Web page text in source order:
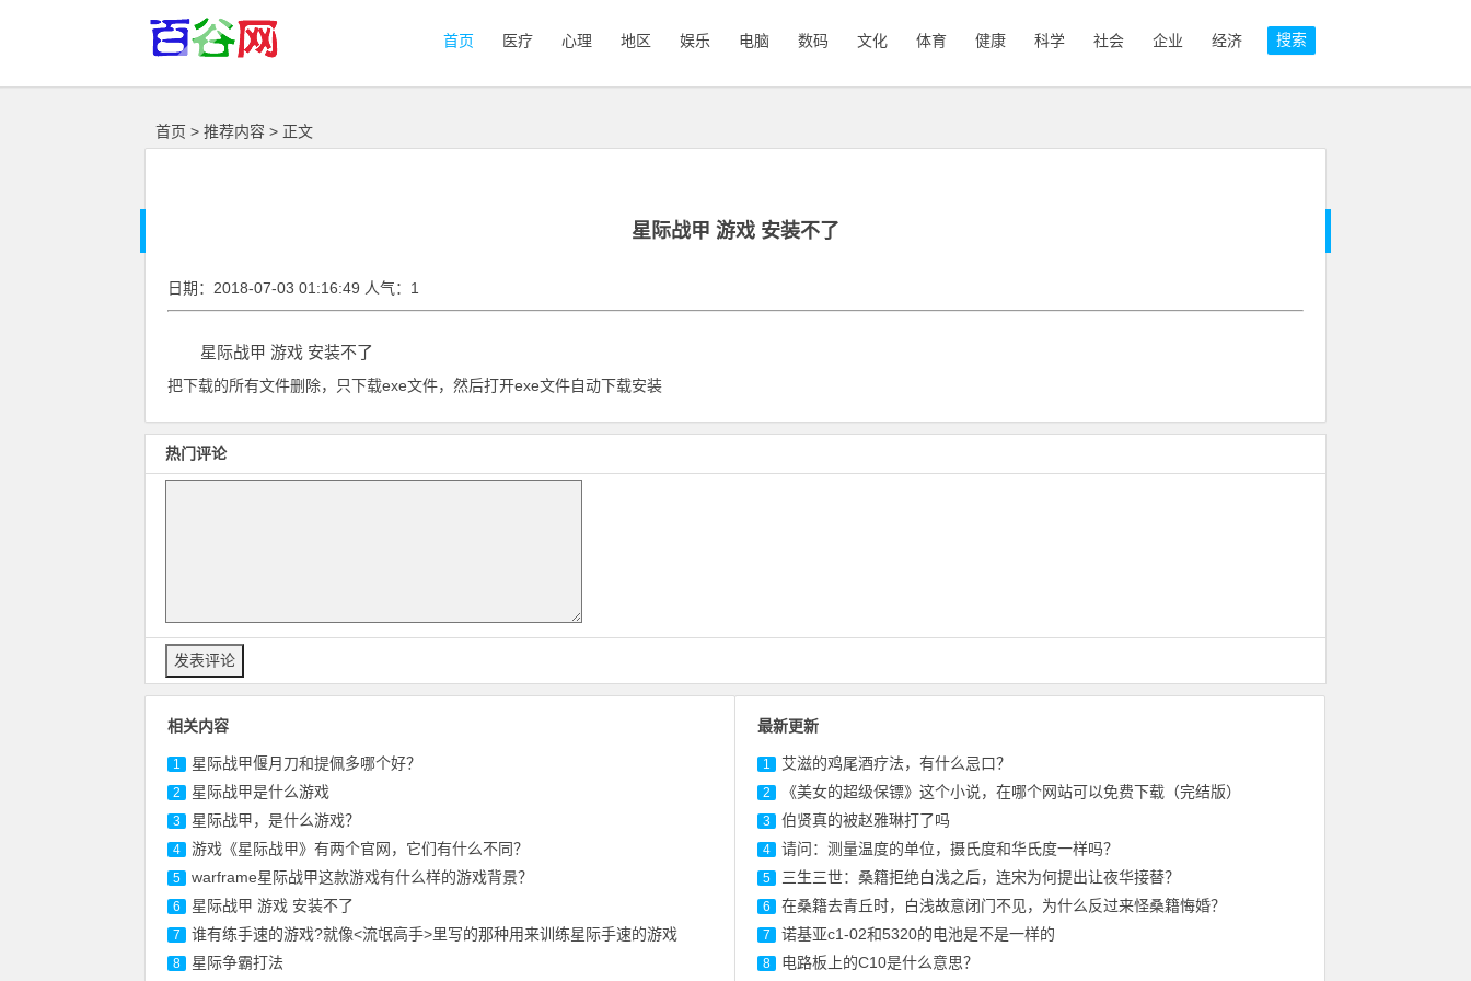
搜索
首页 医疗 心理 地区 娱乐 电脑 数码 文化 体育 健康 科学 社会 企业 经济
首页 > 推荐内容 > 正文
星际战甲 游戏 安装不了
日期：2018-07-03 01:16:49 人气：1
星际战甲 游戏 安装不了
把下载的所有文件删除，只下载exe文件，然后打开exe文件自动下载安装
热门评论
相关内容
1 星际战甲偃月刀和提佩多哪个好？
2 星际战甲是什么游戏
3 星际战甲，是什么游戏？
4 游戏《星际战甲》有两个官网，它们有什么不同？
5 warframe星际战甲这款游戏有什么样的游戏背景？
6 星际战甲 游戏 安装不了
7 谁有练手速的游戏?就像<流氓高手>里写的那种用来训练星际手速的游戏
8 星际争霸打法
最新更新
1 艾滋的鸡尾酒疗法，有什么忌口？
2 《美女的超级保镖》这个小说，在哪个网站可以免费下载（完结版）
3 伯贤真的被赵雅琳打了吗
4 请问：测量温度的单位，摄氏度和华氏度一样吗？
5 三生三世：桑籍拒绝白浅之后，连宋为何提出让夜华接替？
6 在桑籍去青丘时，白浅故意闭门不见，为什么反过来怪桑籍悔婚？
7 诺基亚c1-02和5320的电池是不是一样的
8 电路板上的C10是什么意思？